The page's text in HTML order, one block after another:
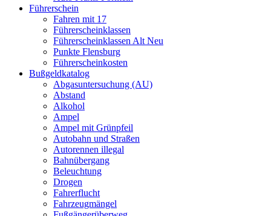
Führerschein
Fahren mit 17
Führerscheinklassen
Führerscheinklassen Alt Neu
Punkte Flensburg
Führerscheinkosten
Bußgeldkatalog
Abgasuntersuchung (AU)
Abstand
Alkohol
Ampel
Ampel mit Grünpfeil
Autobahn und Straßen
Autorennen illegal
Bahnübergang
Beleuchtung
Drogen
Fahrerflucht
Fahrzeugmängel